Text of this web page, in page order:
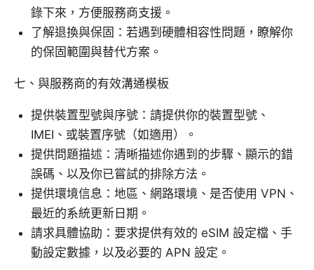
錄下來，方便服務商支援。
了解退換與保固：若遇到硬體相容性問題，瞭解你
的保固範圍與替代方案。
七、與服務商的有效溝通模板
提供裝置型號與序號：請提供你的裝置型號、
IMEI、或裝置序號（如適用）。
提供問題描述：清晰描述你遇到的步驟、顯示的錯
誤碼、以及你已嘗試的排除方法。
提供環境信息：地區、網路環境、是否使用 VPN、
最近的系統更新日期。
請求具體協助：要求提供有效的 eSIM 設定檔、手
動設定數據，以及必要的 APN 設定。